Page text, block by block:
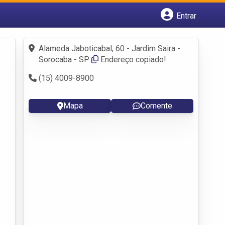
Entrar
Fazer login
Criar conta
Alameda Jaboticabal, 60 - Jardim Saira -
Sorocaba - SP
Endereço copiado!
(15) 4009-8900
Mapa Comente